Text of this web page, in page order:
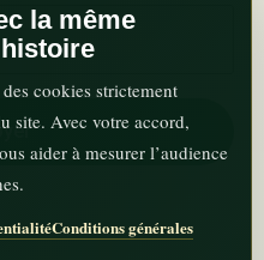
la même
cookies strictement
site. Avec votre accord,
aider à mesurer l’audience
Conditions générales